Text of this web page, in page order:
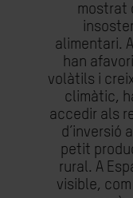
mostrat
alimentari.
han
volàtils i
climàtic,
accedir als
d’inversió
petit
rural. A
visible,